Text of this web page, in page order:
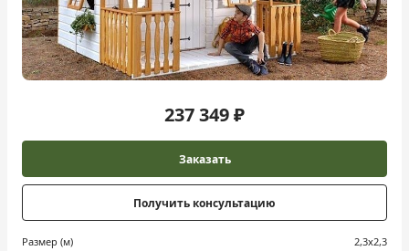
237 349 ₽
Заказать
Получить консультацию
Размер (м)
2,3х2,3